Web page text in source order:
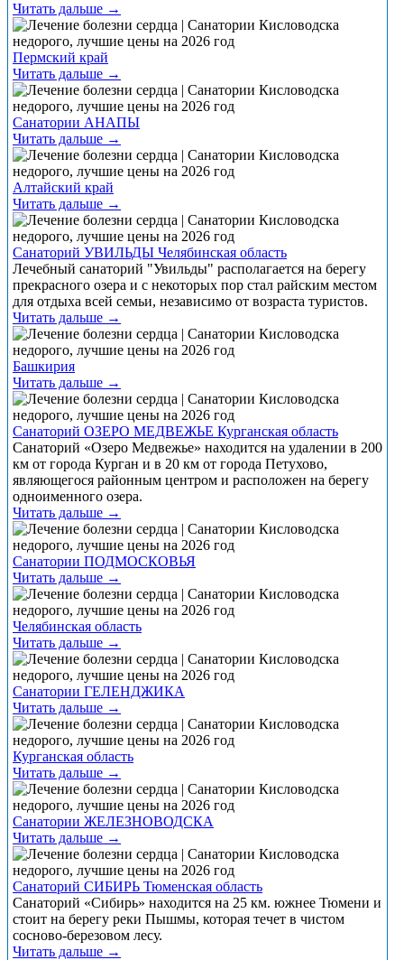
Читать дальше →
Пермский край
Читать дальше →
Санатории АНАПЫ
Читать дальше →
Алтайский край
Читать дальше →
Санаторий УВИЛЬДЫ Челябинская область
Лечебный санаторий "Увильды" располагается на берегу
прекрасного озера и с некоторых пор стал райским местом
для отдыха всей семьи, независимо от возраста туристов.
Читать дальше →
Башкирия
Читать дальше →
Санаторий ОЗЕРО МЕДВЕЖЬЕ Курганская область
Санаторий «Озеро Медвежье» находится на удалении в 200
км от города Курган и в 20 км от города Петухово,
являющегося районным центром и расположен на берегу
одноименного озера.
Читать дальше →
Санатории ПОДМОСКОВЬЯ
Читать дальше →
Челябинская область
Читать дальше →
Санатории ГЕЛЕНДЖИКА
Читать дальше →
Курганская область
Читать дальше →
Санатории ЖЕЛЕЗНОВОДСКА
Читать дальше →
Санаторий СИБИРЬ Тюменская область
Санаторий «Сибирь» находится на 25 км. южнее Тюмени и
стоит на берегу реки Пышмы, которая течет в чистом
сосново-березовом лесу.
Читать дальше →